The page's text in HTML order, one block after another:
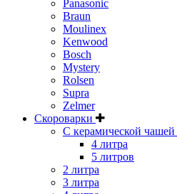
Panasonic
Braun
Moulinex
Kenwood
Bosch
Mystery
Rolsen
Supra
Zelmer
Скороварки
С керамической чашей
4 литра
5 литров
2 литра
3 литра